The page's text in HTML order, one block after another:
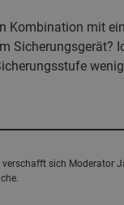
Kombination mit
Sicherungsgerät?
sich Moderator